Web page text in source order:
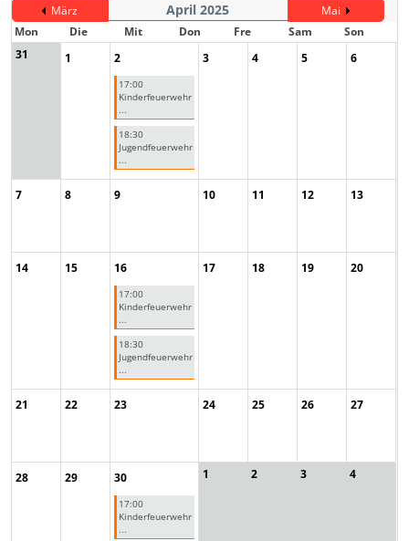
März April 2025
Mai
Mon
Die Mit Don Fre Sam
Son
31
1 2
17:00
Kinderfeuerwehr
...
18:30
Jugendfeuerwehr
...
3 4 5 6
7 8 9 10 11 12 13
14 15 16
17:00
Kinderfeuerwehr
...
18:30
Jugendfeuerwehr
...
17 18 19 20
21 22 23 24 25 26 27
28 29 30
17:00
Kinderfeuerwehr
...
1 2 3 4